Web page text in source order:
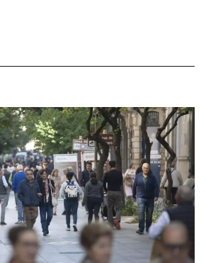
de Ceuta abre una crisis
comunidades